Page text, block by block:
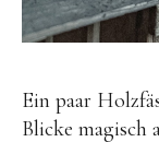
Ein paar
Blicke magisch